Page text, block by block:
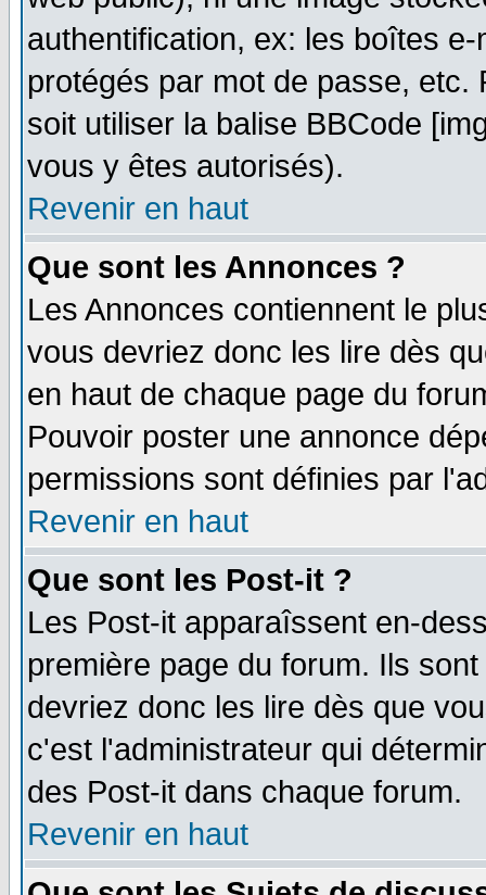
authentification, ex: les boîtes
protégés par mot de passe,
soit utiliser la balise BBCode
vous y êtes autorisés).
Revenir en haut
Que sont les Annonces ?
Les Annonces contiennent le
vous devriez donc les lire dès
en haut de chaque page du
Pouvoir poster une annonce
permissions sont définies par
Revenir en haut
Que sont les Post-it ?
Les Post-it apparaîssent en-
première page du forum. Ils
devriez donc les lire dès que
c'est l'administrateur qui
des Post-it dans chaque forum.
Revenir en haut